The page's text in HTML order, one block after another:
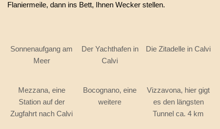
Flaniermeile, dann ins Bett, Ihnen Wecker stellen.
Sonnenaufgang am
Meer
Der Yachthafen in
Calvi
Die Zitadelle in Calvi
Mezzana, eine
Station auf der
Zugfahrt nach Calvi
Bocognano, eine
weitere
Vizzavona, hier gigt
es den längsten
Tunnel ca. 4 km